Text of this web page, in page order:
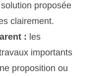
proposée
clairement.
: les
importants
proposition ou